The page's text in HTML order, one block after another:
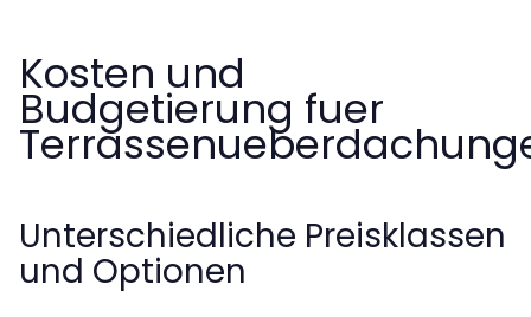
Kosten und
Budgetierung fuer
Unterschiedliche Preisklassen
und Optionen